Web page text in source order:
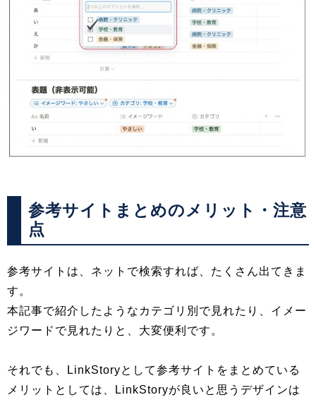
参考サイトまとめのメリット・注意
点
参考サイトは、ネットで検索すれば、たくさん出てきま
す。
本記事で紹介したようなカテゴリ別で見れたり、イメー
ジワードで見れたりと、大変便利です。
それでも、LinkStoryとして参考サイトをまとめている
メリットとしては、LinkStoryが良いと思うデザインは